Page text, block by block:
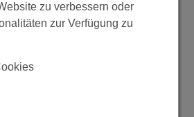
Dr. Arne Kupke mit Anlagen
zu verbessern oder
zur Verfügung zu